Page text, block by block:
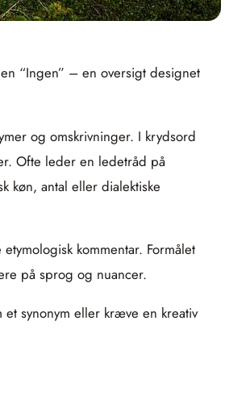
“Ingen” – en oversigt designet
og omskrivninger. I krydsord
Ofte leder en ledetråd på
køn, antal eller dialektiske
kommentar. Formålet
på sprog og nuancer.
synonym eller kræve en kreativ